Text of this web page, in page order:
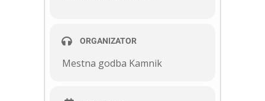
ORGANIZATOR
Mestna godba Kamnik